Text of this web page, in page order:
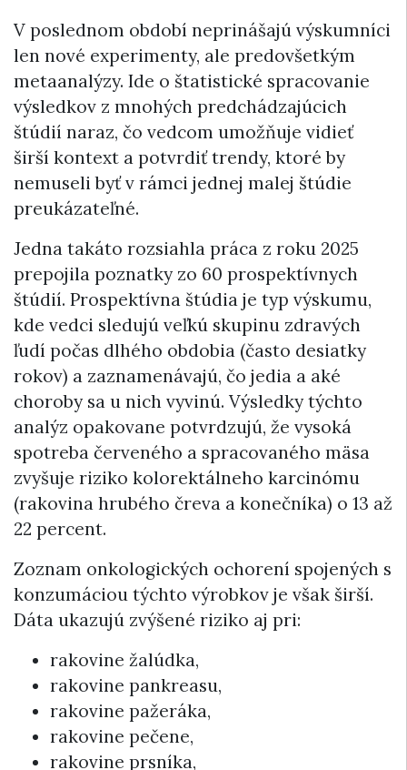
V poslednom období neprinášajú výskumníci
len nové experimenty, ale predovšetkým
metaanalýzy. Ide o štatistické spracovanie
výsledkov z mnohých predchádzajúcich
štúdií naraz, čo vedcom umožňuje vidieť
širší kontext a potvrdiť trendy, ktoré by
nemuseli byť v rámci jednej malej štúdie
preukázateľné.
Jedna takáto rozsiahla práca z roku 2025
prepojila poznatky zo 60 prospektívnych
štúdií. Prospektívna štúdia je typ výskumu,
kde vedci sledujú veľkú skupinu zdravých
ľudí počas dlhého obdobia (často desiatky
rokov) a zaznamenávajú, čo jedia a aké
choroby sa u nich vyvinú. Výsledky týchto
analýz opakovane potvrdzujú, že vysoká
spotreba červeného a spracovaného mäsa
zvyšuje riziko kolorektálneho karcinómu
(rakovina hrubého čreva a konečníka) o 13 až
22 percent.
Zoznam onkologických ochorení spojených s
konzumáciou týchto výrobkov je však širší.
Dáta ukazujú zvýšené riziko aj pri:
rakovine žalúdka,
rakovine pankreasu,
rakovine pažeráka,
rakovine pečene,
rakovine prsníka,